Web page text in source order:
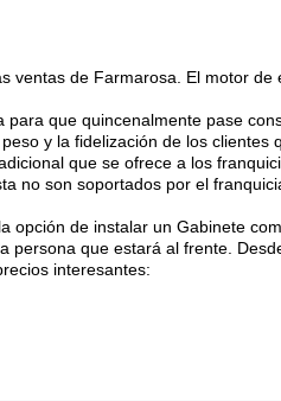
ventas de Farmarosa. El motor
que quincenalmente pase
y la fidelización de los clientes
que se ofrece a los
no son soportados por el
de instalar un Gabinete
persona que estará al frente.
interesantes: